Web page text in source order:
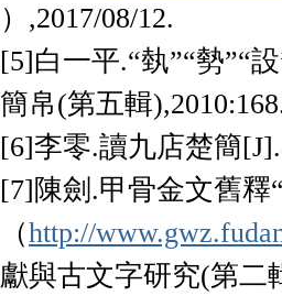
）,2017/08/12.
[5]白一平.“埶”“勢”“
簡帛(第五輯
[6]李零.讀九店楚簡
[7]陳劍.甲骨金文舊釋
（http://
獻與古文字研究(第二